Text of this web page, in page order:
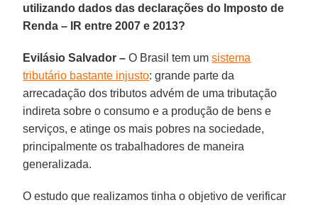
utilizando dados das declarações do Imposto de
Renda – IR entre 2007 e 2013?
Evilásio Salvador – O Brasil tem umsistema
tributário bastante injusto: grande parte da
arrecadação dos tributos advém de uma tributação
indireta sobre o consumo e a produção de bens e
serviços, e atinge os mais pobres na sociedade,
principalmente os trabalhadores de maneira
generalizada.
O estudo que realizamos tinha o objetivo de verificar